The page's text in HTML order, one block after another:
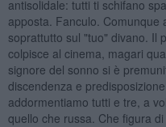
antisolidale: tutti ti schifano
apposta. Fanculo. Comunque
soprattutto sul "tuo" divano. Il
colpisce al cinema, magari
signore del sonno si è
discendenza e
addormentiamo tutti e tre, a
quello che russa. Che figura